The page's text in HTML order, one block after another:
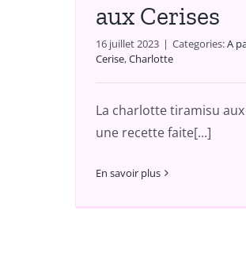
aux Cerises
16 juillet 2023 | Categories:A
Cerise,Charlotte
La charlotte tiramisu
une recette faite[...]
En savoir plus